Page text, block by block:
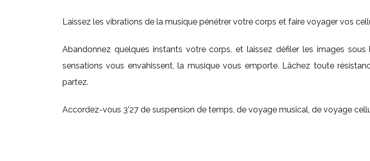
Laissez les vibrations de la musique pénétrer votre corps et faire voyager vos
Abandonnez quelques instants votre corps, et laissez défiler les images sous
sensations vous envahissent, la musique vous emporte. Lâchez toute
partez.
Accordez-vous 3’27 de suspension de temps, de voyage musical, de voyage